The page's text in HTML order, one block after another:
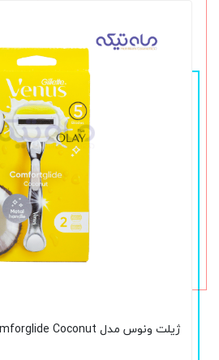
ژیلت ونوس مدل Comforglide Coconut